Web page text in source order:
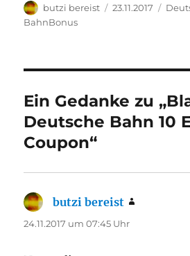
Autor
butzi bereist
Veröffentlicht
23.11.2017
BahnBonus
Ein Gedanke zu
Deutsche Bahn 10
Coupon“
butzi bereist
24.11.2017 um 07:45 Uhr